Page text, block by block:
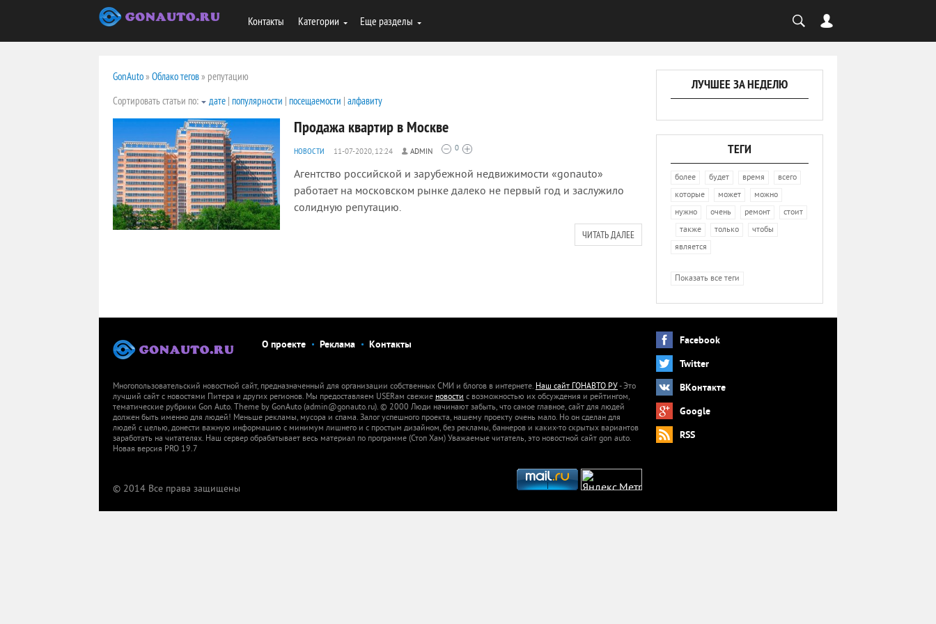
Контакты Категории Еще разделы
GonAuto» Облако тегов» репутацию
Сортировать статьи по:
дате | популярности | посещаемости | алфавиту
Продажа квартир в Москве
НОВОСТИ 11-07-2020, 12:24 ADMIN 0
Агентство российской и зарубежной недвижимости «gonauto»
работает на московском рынке далеко не первый год и заслужило
солидную репутацию.
ЧИТАТЬ ДАЛЕЕ
ЛУЧШЕЕ ЗА НЕДЕЛЮ
ТЕГИ
более будет время всего
которые может можно
нужно очень ремонт стоит
также только чтобы
является
Показать все теги
О проекте Реклама Контакты
Многопользовательский новостной сайт, предназначенный для организации собственных СМИ и блогов в интернете. Наш сайт ГОНАВТО РУ- Это
лучший сайт с новостями Питера и других регионов. Мы предоставляем USERам свежие новости с возможностью их обсуждения и рейтингом,
тематические рубрики Gon Auto. Theme by GonAuto (admin@gonauto.ru). © 2000 Люди начинают забыть, что самое главное, сайт для людей
должен быть именно для людей! Меньше рекламы, мусора и спама. Залог успешного проекта, нашему проекту очень мало. Но он сделан для
людей с целью, донести важную информацию с минимум лишнего и с простым дизайном, без рекламы, баннеров и каких-то скрытых вариантов
заработать на читателях. Наш сервер обрабатывает весь материал по программе (Стоп Хам) Уважаемые читатель, это новостной сайт gon auto.
Новая версия PRO 19.7
© 2014 Все права защищены
Facebook
Twitter
ВКонтакте
Google
RSS